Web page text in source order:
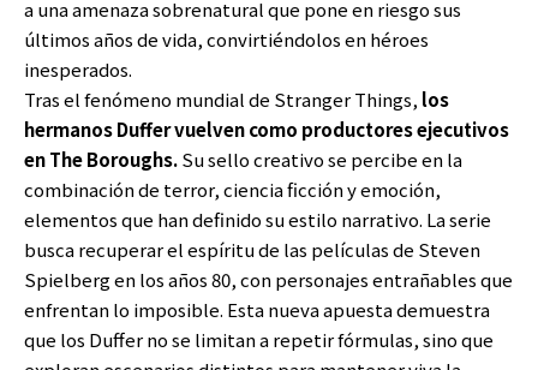
a una amenaza sobrenatural que pone en riesgo sus
últimos años de vida, convirtiéndolos en héroes
inesperados.
Tras el fenómeno mundial de Stranger Things, los
hermanos Duffervuelven como productores ejecutivos
en The Boroughs.Su sello creativo se percibe en la
combinación de terror, ciencia ficción y emoción,
elementos que han definido su estilo narrativo. La serie
busca recuperar el espíritu de las películas de Steven
Spielberg en los años 80, con personajes entrañables que
enfrentan lo imposible. Esta nueva apuesta demuestra
que los Duffer no se limitan a repetir fórmulas, sino que